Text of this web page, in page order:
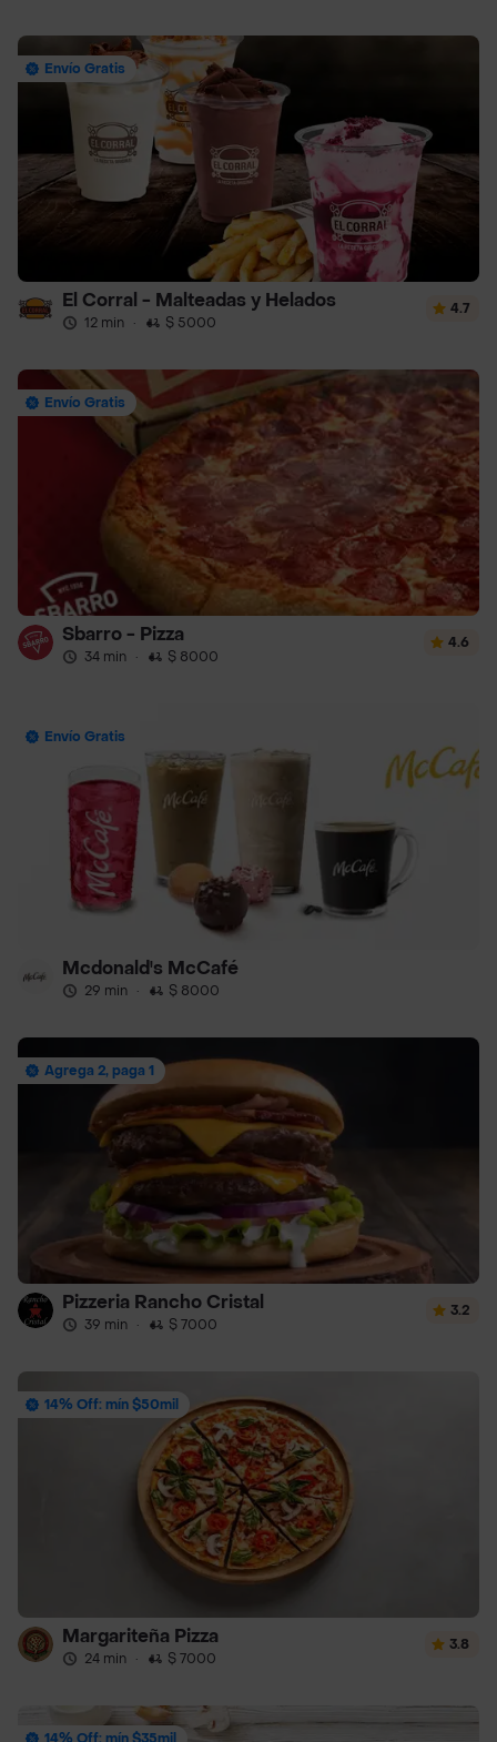
Envío Gratis
El Corral - Malteadas y Helados
12 min · $ 5000
4.7
Envío Gratis
Sbarro - Pizza
34 min · $ 8000
4.6
Envío Gratis
Mcdonald's McCafé
29 min · $ 8000
Agrega 2, paga 1
Pizzeria Rancho Cristal
39 min · $ 7000
3.2
14% Off: mín $50mil
Margariteña Pizza
24 min · $ 7000
3.8